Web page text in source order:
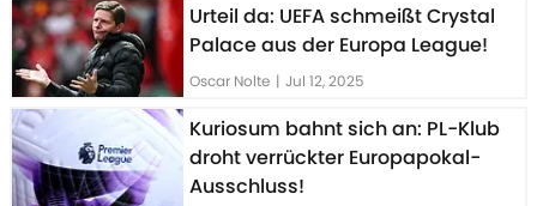
Urteil da: UEFA schmeißt Crystal
Palace aus der Europa League!
Oscar Nolte | Jul 12, 2025
Kuriosum bahnt sich an: PL-Klub
droht verrückter Europapokal-
Ausschluss!